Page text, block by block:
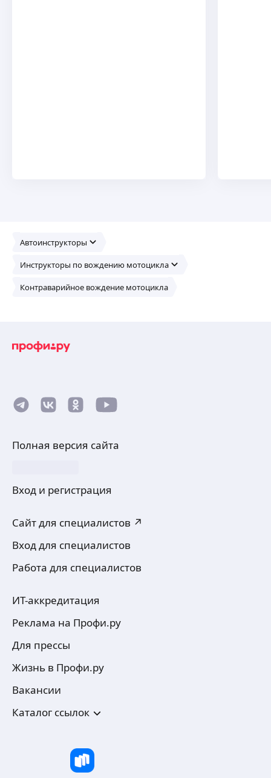
Автоинструкторы
Инструкторы по вождению мотоцикла
Контраварийное вождение мотоцикла
Полная версия сайта
Вход и регистрация
Сайт для специалистов ↗
Вход для специалистов
Работа для специалистов
ИТ-аккредитация
Реклама на Профи.ру
Для прессы
Жизнь в Профи.ру
Вакансии
Каталог ссылок